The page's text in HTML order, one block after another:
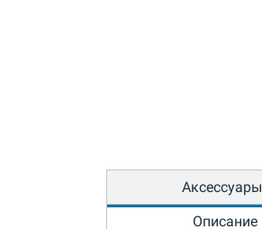
Аксессуары
Описание